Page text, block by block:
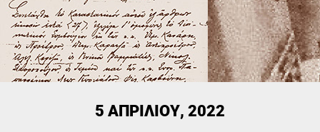
5 ΑΠΡΙΛΊΟΥ, 2022